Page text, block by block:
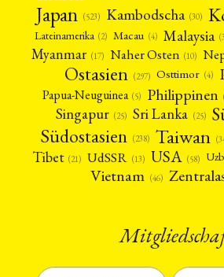
Japan (523) Kambodscha (30)
Lateinamerika (2) Macau (4) Malaysia
Myanmar (17) Naher Osten (10)
Ostasien (297) Osttimor (4)
Papua-Neuguinea (5) Philippinen
Singapur (25) Sri Lanka (25)
Südostasien (238) Taiwan
Tibet (21) UdSSR (13) USA (58)
Vietnam (46)